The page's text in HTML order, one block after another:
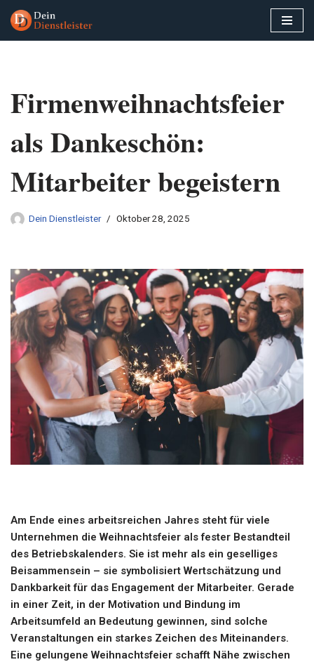
Zum
Firmenweihnachtsfeier
als Dankeschön:
Mitarbeiter begeistern
Dein Dienstleister Oktober 28, 2025
Am Ende eines arbeitsreichen Jahres steht für viele
Unternehmen die Weihnachtsfeier als fester Bestandteil
des Betriebskalenders. Sie ist mehr als ein geselliges
Beisammensein – sie symbolisiert Wertschätzung und
Dankbarkeit für das Engagement der Mitarbeiter. Gerade
in einer Zeit, in der Motivation und Bindung im
Arbeitsumfeld an Bedeutung gewinnen, sind solche
Veranstaltungen ein starkes Zeichen des Miteinanders.
Eine gelungene Weihnachtsfeier schafft Nähe zwischen